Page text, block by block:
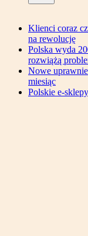
Klienci coraz
na rewolucję
Polska wyda
rozwiążą
Nowe
miesiąc
Polskie e-